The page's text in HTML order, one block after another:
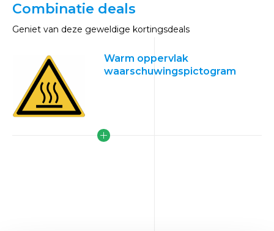
Combinatie deals
Geniet van deze geweldige kortingsdeals
Warm oppervlak
waarschuwingspictogram